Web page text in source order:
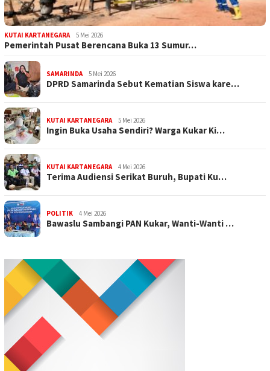
KUTAI KARTANEGARA 5 Mei 2026
Pemerintah Pusat Berencana Buka 13 Sumur…
SAMARINDA 5 Mei 2026
DPRD Samarinda Sebut Kematian Siswa kare…
KUTAI KARTANEGARA 5 Mei 2026
Ingin Buka Usaha Sendiri? Warga Kukar Ki…
KUTAI KARTANEGARA 4 Mei 2026
Terima Audiensi Serikat Buruh, Bupati Ku…
POLITIK 4 Mei 2026
Bawaslu Sambangi PAN Kukar, Wanti-Wanti …